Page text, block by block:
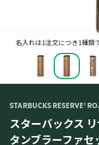
名入れは1注文につき1種類
STARBUCKS RESERVE®
スターバックス
タンブラーファ